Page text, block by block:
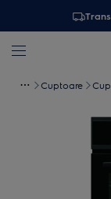
Cuptoare